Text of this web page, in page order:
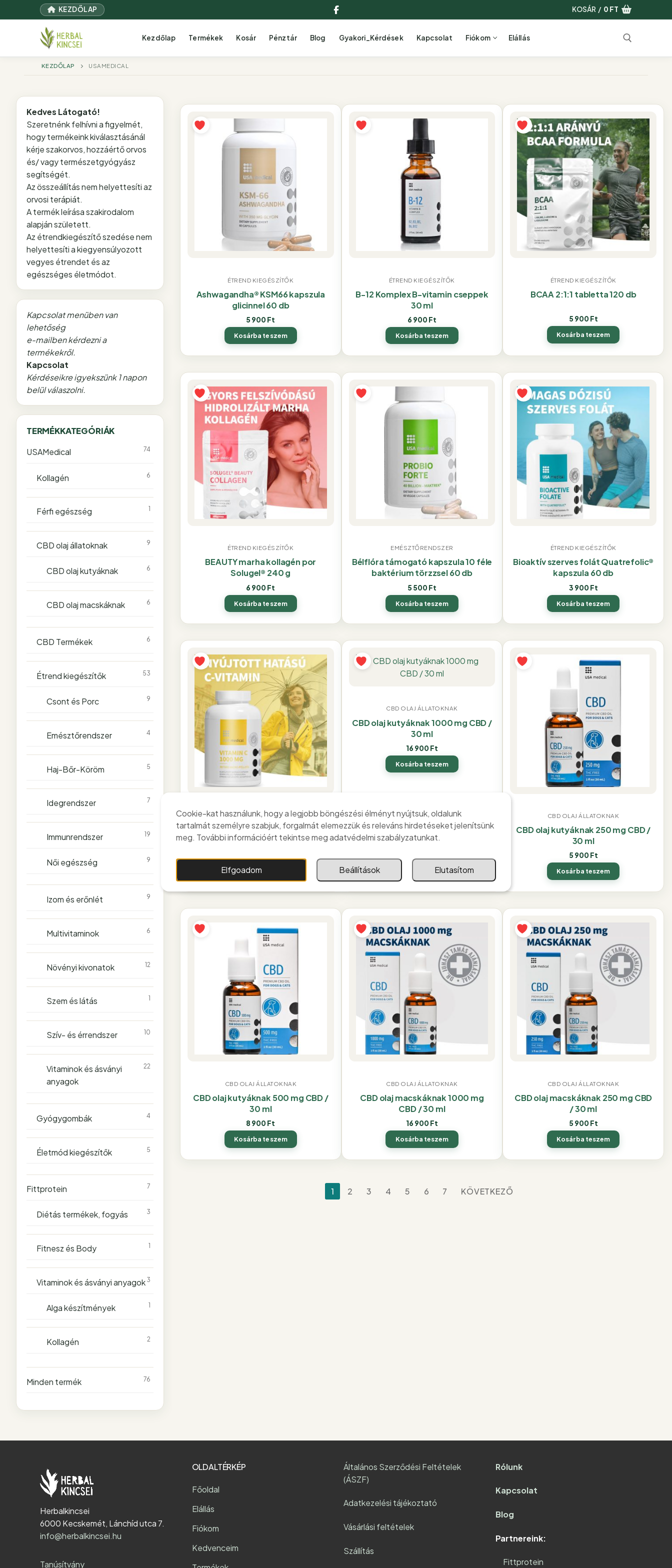
a
KEZDŐLAP
Facebook
KOSÁR / 0 FT
Kezdőlap Termékek Kosár Pénztár Blog Gyakori_Kérdések Kapcsolat Fiókom Elállás
KEZDŐLAP USAMEDICAL
ÉTREND KIEGÉSZÍTŐK
Ashwagandha® KSM66 kapszula
glicinnel 60 db
5 900 Ft
Kosárba teszem
ÉTREND KIEGÉSZÍTŐK
B-12 Komplex B-vitamin cseppek
30 ml
6 900 Ft
Kosárba teszem
ÉTREND KIEGÉSZÍTŐK
BCAA 2:1:1 tabletta 120 db
5 900 Ft
Kosárba teszem
ÉTREND KIEGÉSZÍTŐK
BEAUTY marha kollagén por
Solugel® 240 g
6 900 Ft
Kosárba teszem
EMÉSZTŐRENDSZER
Bélflóra támogató kapszula 10 féle
baktérium törzzsel 60 db
5 500 Ft
Kosárba teszem
ÉTREND KIEGÉSZÍTŐK
Bioaktív szerves folát Quatrefolic®
kapszula 60 db
3 900 Ft
Kosárba teszem
ÉTREND KIEGÉSZÍTŐK
C-vitamin 1000 mg Retard
kapszula 60 db
Kosárba teszem
CBD OLAJ ÁLLATOKNAK
CBD olaj kutyáknak 1000 mg CBD /
30 ml
16 900 Ft
Kosárba teszem
CBD OLAJ ÁLLATOKNAK
CBD olaj kutyáknak 250 mg CBD /
30 ml
5 900 Ft
Kosárba teszem
CBD OLAJ ÁLLATOKNAK
CBD olaj kutyáknak 500 mg CBD /
30 ml
8 900 Ft
Kosárba teszem
CBD OLAJ ÁLLATOKNAK
CBD olaj macskáknak 1000 mg
CBD / 30 ml
16 900 Ft
Kosárba teszem
CBD OLAJ ÁLLATOKNAK
CBD olaj macskáknak 250 mg CBD
/ 30 ml
5 900 Ft
Kosárba teszem
1 2 3 4 5 6 7 KÖVETKEZŐ
Kedves Látogató!
Szeretnénk felhívni a figyelmét,
hogy termékeink kiválasztásánál
kérje szakorvos, hozzáértő orvos
és/ vagy természetgyógyász
segítségét.
Az összeállítás nem helyettesíti az
orvosi terápiát.
A termék leírása szakirodalom
alapján született.
Az étrendkiegészítő szedése nem
helyettesíti a kiegyensúlyozott
vegyes étrendet és az
egészséges életmódot.
Kapcsolat menüben van
lehetőség
e-mailben kérdezni a
termékekről.
Kapcsolat
Kérdéseikre igyekszünk 1 napon
belül válaszolni.
TERMÉKKATEGÓRIÁK
USAMedical
74
Kollagén 6
Férfi egészség 1
CBD olaj állatoknak 9
CBD olaj kutyáknak 6
CBD olaj macskáknak 6
CBD Termékek 6
Étrend kiegészítők 53
Csont és Porc 9
Emésztőrendszer 4
Haj-Bőr-Köröm 5
Idegrendszer 7
Immunrendszer 19
Női egészség 9
Izom és erőnlét 9
Multivitaminok 6
Növényi kivonatok 12
Szem és látás 1
Szív- és érrendszer 10
Vitaminok és ásványi
anyagok
22
Gyógygombák 4
Életmód kiegészítők 5
Fittprotein 7
Diétás termékek, fogyás 3
Fitnesz és Body 1
Vitaminok és ásványi anyagok 3
Alga készítmények 1
Kollagén 2
Minden termék 76
Herbalkincsei
6000 Kecskemét, Lánchíd utca 7.
info@herbalkincsei.hu
Tanúsítvány
OLDALTÉRKÉP
Főoldal
Elállás
Fiókom
Kedvenceim
Általános Szerződési Feltételek
(ÁSZF)
Adatkezelési tájékoztató
Vásárlási feltételek
Szállítás
Rólunk
Kapcsolat
Blog
Partnereink:
Fittprotein
Cookie-kat használunk, hogy a legjobb böngészési élményt nyújtsuk, oldalunk
tartalmát személyre szabjuk, forgalmát elemezzük és releváns hirdetéseket jelenítsünk
meg. További információért tekintse meg adatvédelmi szabályzatunkat.
Elfgoadom Beállítások Elutasítom